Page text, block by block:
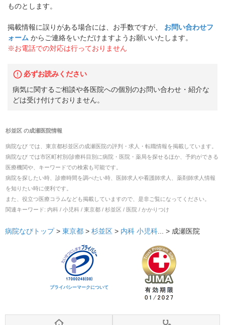
ものとします。
掲載情報に誤りがある場合には、お手数ですが、
お問い合わせフ
ォーム からご連絡をいただけますようお願いいたします。
※お電話での対応は行っておりません
必ずお読みください
病気に関するご相談や各医院への個別のお問い合わせ・紹介な
どは受け付けておりません。
杉並区の成瀬医院情報
病院なび では、 東京都杉並区の成瀬医院の評判・求人・転職情報を掲載しています。
病院なび では市区町村別/診療科目別に病院・医院・薬局を探せるほか、予約ができる
医療機関や、キーワードでの検索も可能です。
病院を探したい時、診療時間を調べたい時、医師求人や看護師求人、薬剤師求人情報
を知りたい時に便利です。
また、役立つ医療コラムなども掲載していますので、是非ご覧になってください。
関連キーワード: 内科 / 小児科 / 東京都 / 杉並区 / 医院 / かかりつけ
病院なびトップ > 東京都 > 杉並区 > 内科 小児科... > 成瀬医院
プライバシーマークについて